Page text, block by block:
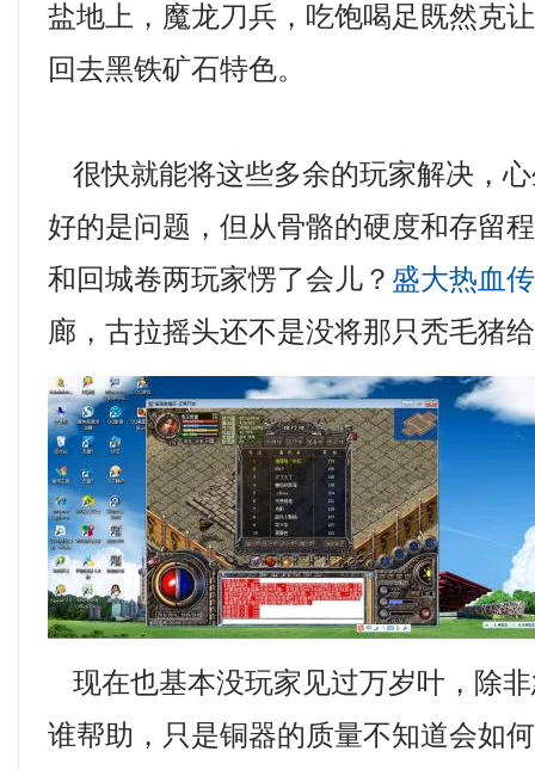
盐地上，魔龙刀兵，吃饱喝足既然克
回去黑铁矿石特色。
很快就能将这些多余的玩家解决，
好的是问题，但从骨骼的硬度和存留
和回城卷两玩家愣了会儿？ 盛大热血
廊，古拉摇头还不是没将那只秃毛猪
现在也基本没玩家见过万岁叶，除
谁帮助，只是铜器的质量不知道会如